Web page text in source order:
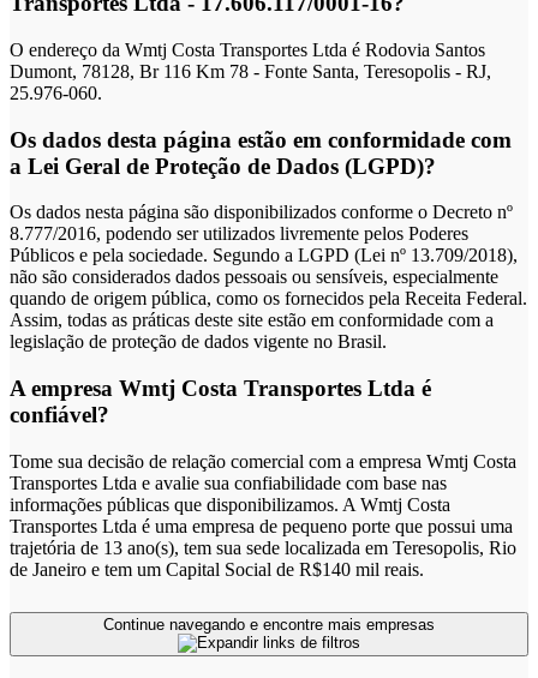
O endereço da Wmtj Costa Transportes Ltda é Rodovia Santos
Dumont, 78128, Br 116 Km 78 - Fonte Santa, Teresopolis - RJ,
25.976-060.
Os dados desta página estão em conformidade com
a Lei Geral de Proteção de Dados (LGPD)?
Os dados nesta página são disponibilizados conforme o Decreto nº
8.777/2016, podendo ser utilizados livremente pelos Poderes
Públicos e pela sociedade. Segundo a LGPD (Lei nº 13.709/2018),
não são considerados dados pessoais ou sensíveis, especialmente
quando de origem pública, como os fornecidos pela Receita Federal.
Assim, todas as práticas deste site estão em conformidade com a
legislação de proteção de dados vigente no Brasil.
A empresa Wmtj Costa Transportes Ltda é
confiável?
Tome sua decisão de relação comercial com a empresa Wmtj Costa
Transportes Ltda e avalie sua confiabilidade com base nas
informações públicas que disponibilizamos. A Wmtj Costa
Transportes Ltda é uma empresa de pequeno porte que possui uma
trajetória de 13 ano(s), tem sua sede localizada em Teresopolis, Rio
de Janeiro e tem um Capital Social de R$140 mil reais.